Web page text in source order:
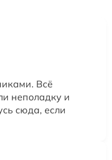
Всё
неполадку и
сюда, если